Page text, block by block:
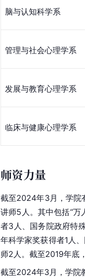
脑与认知科学系
管理与社会心理学系
发展与教育心理学系
临床与健康心理学系
师资力量
截至2024年3月，学院
讲师5人。其中包括“万
者3人、国务院政府特
年科学家奖获得者1人
师2人。截至2019年底
截至2024年3月，学院